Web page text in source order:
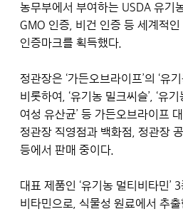
농무부에서 부여하는 USDA 유기
GMO 인증, 비건 인증 등 세계적인
인증마크를 획득했다.
정관장은 ‘가든오브라이프’의 ‘유
비롯하여, ‘유기농 밀크씨슬’, ‘유기
여성 유산균’ 등 가든오브라이프
정관장 직영점과 백화점, 정관장 공
등에서 판매 중이다.
대표 제품인 ‘유기농 멀티비타민’
비타민으로, 식물성 원료에서 추